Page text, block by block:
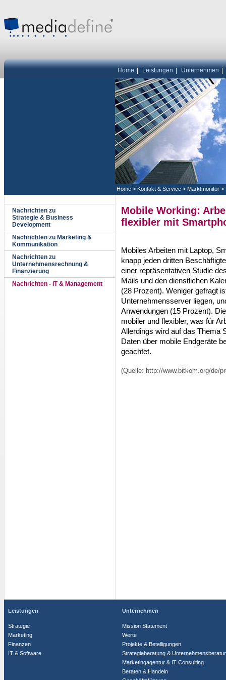
Home Leistungen Unternehmen
Home > Kontakt & Service > Marktmonitor >
Nachrichten zu
Strategie & Business
Development
Nachrichten zu Marketing &
Kommunikation
Nachrichten zu
Unternehmensrechnung &
Finanzierung
Nachrichten - IT & Management
Mobile Working:
flexibler mit
Mobiles Arbeiten mit Laptop,
knapp jeden dritten
einer repräsentativen Studie
Mails und den dienstlichen
(28 Prozent). Weniger gefragt
Unternehmensserver liegen,
Anwendungen (15 Prozent).
mobiler und flexibler, was für
Allerdings wird auf das Thema
Daten über mobile Endgeräte
geachtet.
(Quelle: http://www.bitkom.org/de/
Leistungen
Strategie
Marketing
Finanzen
IT & Software
Unternehmen
Mission Statement
Werte
Projekte & Beteiligungen
Strategieberatung &
Marketingagentur & IT Consulting
Beraten & Handeln